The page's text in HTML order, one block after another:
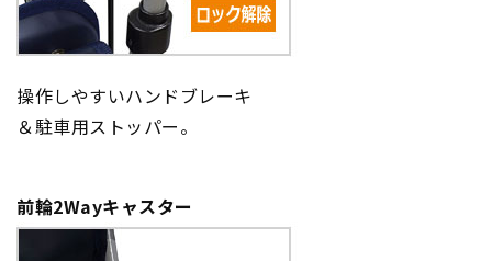
操作しやすいハンドブレーキ
＆駐車用ストッパー。
前輪2Wayキャスター